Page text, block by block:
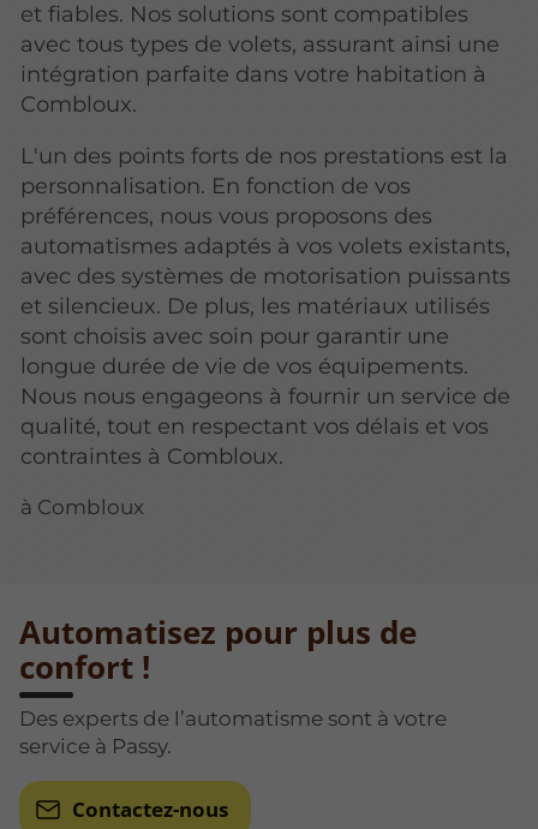
et fiables. Nos solutions sont compatibles
avec tous types de volets, assurant ainsi une
intégration parfaite dans votre habitation à
Combloux.
L'un des points forts de nos prestations est la
personnalisation. En fonction de vos
préférences, nous vous proposons des
automatismes adaptés à vos volets existants,
avec des systèmes de motorisation puissants
et silencieux. De plus, les matériaux utilisés
sont choisis avec soin pour garantir une
longue durée de vie de vos équipements.
Nous nous engageons à fournir un service de
qualité, tout en respectant vos délais et vos
contraintes à Combloux.
à Combloux
Automatisez pour plus de
confort !
Des experts de l’automatisme sont à votre
service à Passy.
Contactez-nous